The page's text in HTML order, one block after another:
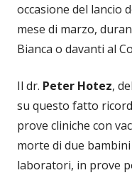
occasione del lancio
mese di marzo,
Bianca o davanti al
Il dr. Peter Hotez, del
su questo fatto
prove cliniche con
morte di due
laboratori, in prove